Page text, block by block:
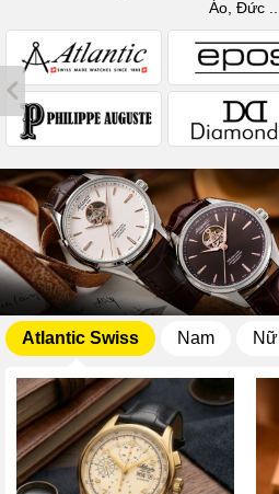
Áo, Đức ...
Atlantic Swiss Nam Nữ